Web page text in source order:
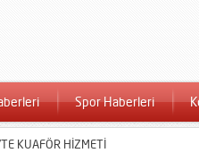
Spor Haberleri
KUAFÖR HİZMETİ